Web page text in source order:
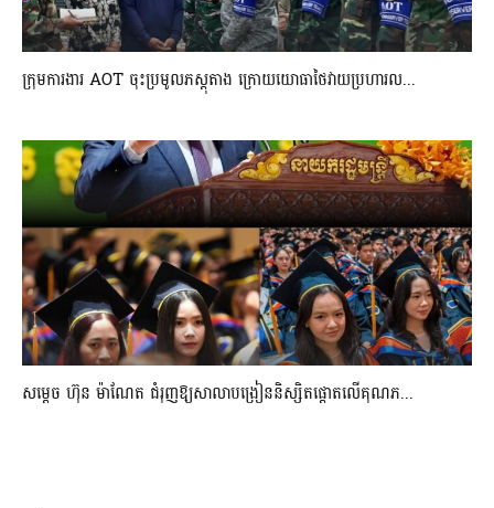
ក្រុមការងារ AOT ចុះប្រមូលភស្តុតាង ក្រោយយោធាថៃវាយប្រហារល...
សម្តេច ហ៊ុន ម៉ាណែត ជំរុញឱ្យសាលាបង្រៀននិស្សិតផ្តោតលើគុណភ...